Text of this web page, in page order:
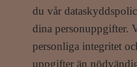
du vår
dina personuppgifter.
personliga integritet
uppgifter än